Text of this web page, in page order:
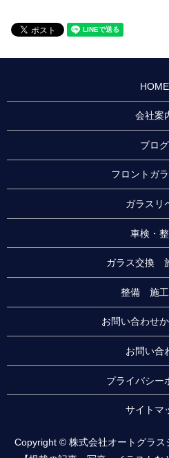
HOME
会社案
ブログ
フロントガ
ガラスリ
車検・
ガラス交換
整備 施工
お問い合わせ
お問い合
プライバシー
サイトマ
Copyright © 株式会社オートグラス